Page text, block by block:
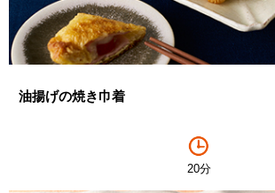
油揚げの焼き巾着
20分